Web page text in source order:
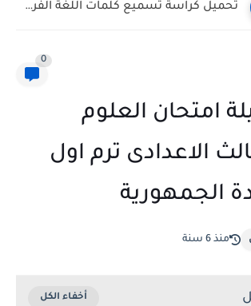
تحميل كراسة تسميع كلمات اللغة الفرنسية للصف الأول الثانوى الترم...
0
امتحان العلوم
الاعدادى ترم اول
منذ 6 سنة